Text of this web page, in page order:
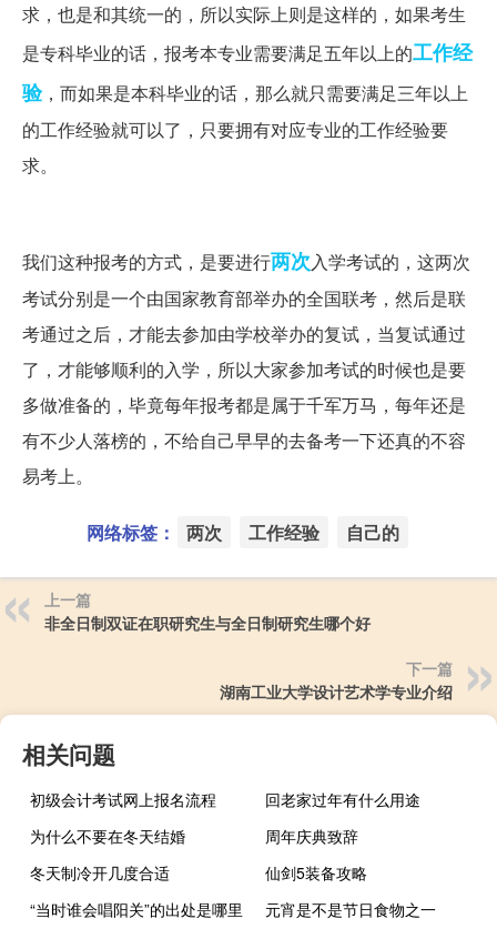
求，也是和其统一的，所以实际上则是这样的，如果考生
是专科毕业的话，报考本专业需要满足五年以上的工作经
验，而如果是本科毕业的话，那么就只需要满足三年以上
的工作经验就可以了，只要拥有对应专业的工作经验要
求。
我们这种报考的方式，是要进行两次入学考试的，这两次
考试分别是一个由国家教育部举办的全国联考，然后是联
考通过之后，才能去参加由学校举办的复试，当复试通过
了，才能够顺利的入学，所以大家参加考试的时候也是要
多做准备的，毕竟每年报考都是属于千军万马，每年还是
有不少人落榜的，不给自己早早的去备考一下还真的不容
易考上。
网络标签： 两次 工作经验 自己的
上一篇
非全日制双证在职研究生与全日制研究生哪个好
下一篇
湖南工业大学设计艺术学专业介绍
相关问题
初级会计考试网上报名流程
回老家过年有什么用途
为什么不要在冬天结婚
周年庆典致辞
冬天制冷开几度合适
仙剑5装备攻略
“当时谁会唱阳关”的出处是哪里
元宵是不是节日食物之一